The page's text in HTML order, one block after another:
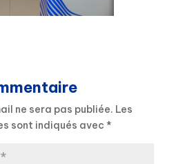
ne sera pas publiée. Les
sont indiqués avec *